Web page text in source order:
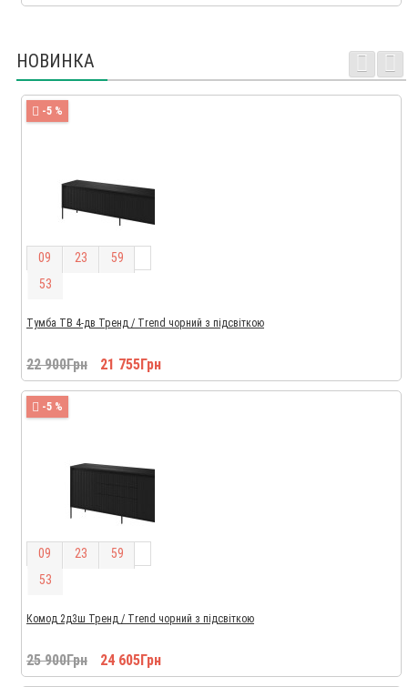
НОВИНКА
-5 %
09 23 59
52
Тумба ТВ 4-дв Тренд / Trend чорний з підсвіткою
22 900Грн 21 755Грн
-5 %
09 23 59
52
Комод 2д3ш Тренд / Trend чорний з підсвіткою
25 900Грн 24 605Грн